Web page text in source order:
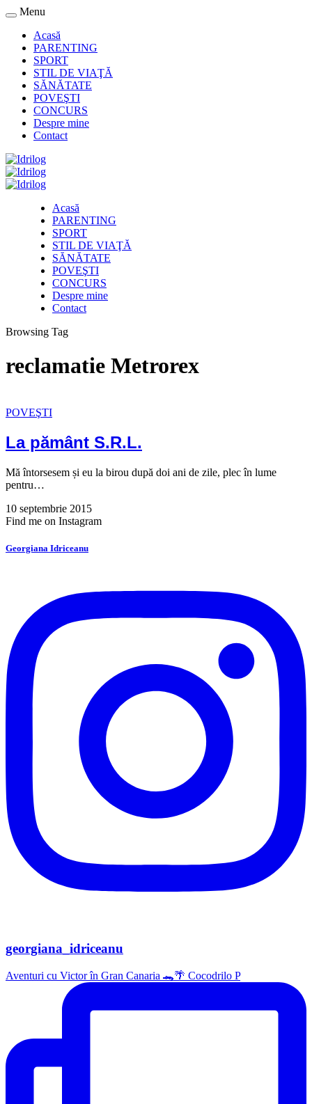
Menu
Acasă
PARENTING
SPORT
STIL DE VIAŢĂ
SĂNĂTATE
POVEŞTI
CONCURS
Despre mine
Contact
Acasă
PARENTING
SPORT
STIL DE VIAŢĂ
SĂNĂTATE
POVEŞTI
CONCURS
Despre mine
Contact
Browsing Tag
reclamatie Metrorex
POVEŞTI
La pământ S.R.L.
Mă întorsesem și eu la birou după doi ani de zile, plec în lume
pentru…
10 septembrie 2015
Find me on Instagram
Georgiana Idriceanu
georgiana_idriceanu
Aventuri cu Victor în Gran Canaria 🐊🌴 Cocodrilo P